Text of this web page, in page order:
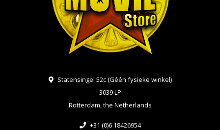
Statensingel 52c (Géén fysieke winkel)
3039 LP
Rotterdam, the Netherlands
+31 (0)6 18426954